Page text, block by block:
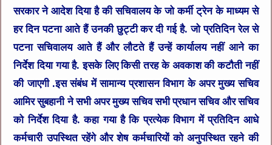
सरकार ने आदेश दिया है की सचिवालय के जो कर्मी ट्रेन के माध्यम से
हर दिन पटना आते हैं उनकी छुट्टी कर दी गई है. जो प्रतिदिन रेल से
पटना सचिवालय आते हैं और लौटते हैं उन्हें कार्यालय नहीं आने का
निर्देश दिया गया है. इसके लिए किसी तरह के अवकाश की कटौती नहीं
की जाएगी .इस संबंध में सामान्य प्रशासन विभाग के अपर मुख्य सचिव
आमिर सुबहानी ने सभी अपर मुख्य सचिव सभी प्रधान सचिव और सचिव
को निर्देश दिया है. कहा गया है कि प्रत्येक विभाग में प्रतिदिन आधे
कर्मचारी उपस्थित रहेंगे और शेष कर्मचारियों को अनुपस्थित रहने की